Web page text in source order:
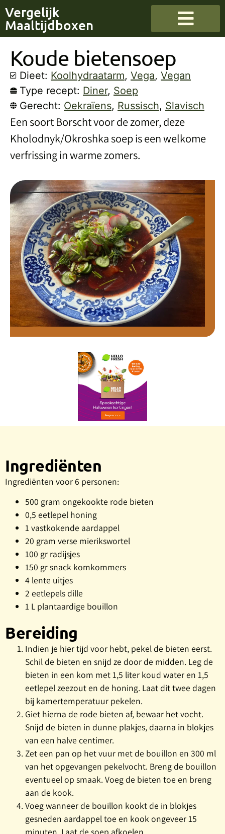
Vergelijk
Maaltijdboxen
Koude bietensoep
Dieet: Koolhydraatarm, Vega, Vegan
Type recept: Diner, Soep
Gerecht: Oekraïens, Russisch, Slavisch
Een soort Borscht voor de zomer, deze
Kholodnyk/Okroshka soep is een welkome
verfrissing in warme zomers.
Ingrediënten
Ingrediënten voor 6 personen:
500 gram ongekookte rode bieten
0,5 eetlepel honing
1 vastkokende aardappel
20 gram verse mierikswortel
100 gr radijsjes
150 gr snack komkommers
4 lente uitjes
2 eetlepels dille
1 L plantaardige bouillon
Bereiding
Indien je hier tijd voor hebt, pekel de bieten eerst.
Schil de bieten en snijd ze door de midden. Leg de
bieten in een kom met 1,5 liter koud water en 1,5
eetlepel zeezout en de honing. Laat dit twee dagen
bij kamertemperatuur pekelen.
Giet hierna de rode bieten af, bewaar het vocht.
Snijd de bieten in dunne plakjes, daarna in blokjes
van een halve centimer.
Zet een pan op het vuur met de bouillon en 300 ml
van het opgevangen pekelvocht. Breng de bouillon
eventueel op smaak. Voeg de bieten toe en breng
aan de kook.
Voeg wanneer de bouillon kookt de in blokjes
gesneden aardappel toe en kook ongeveer 15